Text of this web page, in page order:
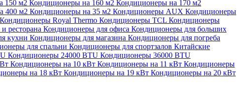
150 м2 Кондиционеры на 160 м2 Кондиционеры на 170 м2
400 м2 Кондиционеры на 35 м2 Кондиционеры AUX Кондиционеры
Кондиционеры Royal Thermo Кондиционеры TCL Кондиционеры
ресторана Кондиционеры для офиса Кондиционеры для больших
кухни Кондиционеры для магазина Кондиционеры для погреба
для спальни Кондиционеры для спортзалов Китайские
Кондиционеры 24000 BTU Кондиционеры 36000 BTU
Кондиционеры на 10 кВт Кондиционеры на 11 кВт Кондиционеры
на 18 кВт Кондиционеры на 19 кВт Кондиционеры на 20 кВт